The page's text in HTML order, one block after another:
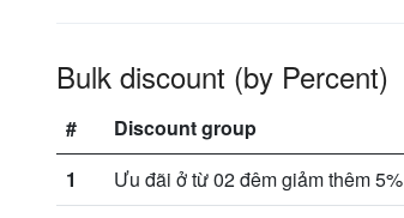
Bulk discount (by Percent)
# Discount group
1
Ưu đãi ở từ 02 đêm giảm thêm 5%